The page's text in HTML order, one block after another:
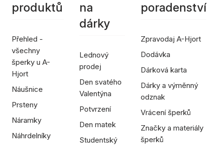
produktů
Přehled -
všechny
šperky u A-
Hjort
Náušnice
Prsteny
Náramky
Náhrdelníky
na
dárky
Lednový
prodej
Den svatého
Valentýna
Potvrzení
Den matek
Studentský
poradenství
Zpravodaj A-Hjort
Dodávka
Dárková karta
Dárky a výměnný
odznak
Vrácení šperků
Značky a materiály
šperků